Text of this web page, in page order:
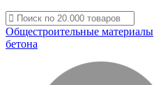
Общестроительные материалы
бетона